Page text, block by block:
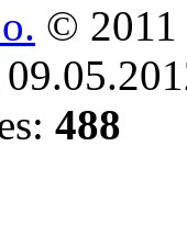
© 2011
488